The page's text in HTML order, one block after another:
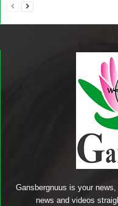
Gansbergnuus is your
news and videos